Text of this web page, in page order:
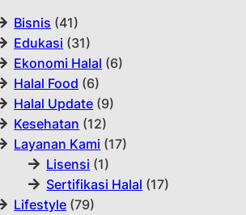
Bisnis (41)
Edukasi (31)
Ekonomi Halal (6)
Halal Food (6)
Halal Update (9)
Kesehatan (12)
Layanan Kami (17)
Lisensi (1)
Sertifikasi Halal (17)
Lifestyle (79)